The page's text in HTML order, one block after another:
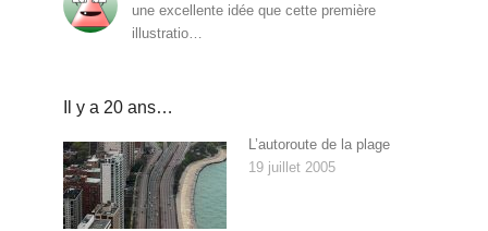
une excellente idée que cette première
illustratio…
Il y a 20 ans…
L’autoroute de la plage
19 juillet 2005